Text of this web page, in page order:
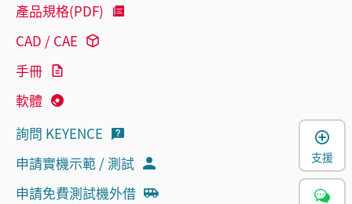
產品規格(PDF)
CAD / CAE
手冊
軟體
詢問 KEYENCE
申請實機示範 / 測試
申請免費測試機外借
支援